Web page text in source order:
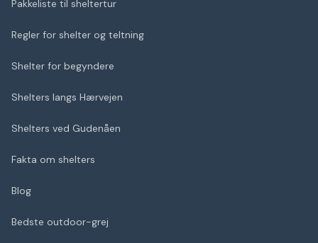
Pakkeliste til sheltertur
Regler for shelter og teltning
Shelter for begyndere
Shelters langs Hærvejen
Shelters ved Gudenåen
Fakta om shelters
Blog
Bedste outdoor-grej